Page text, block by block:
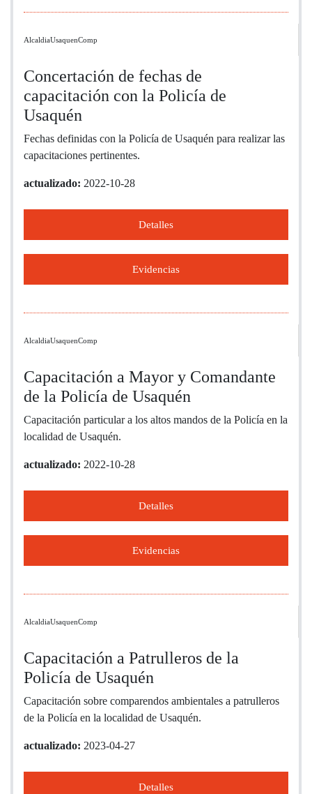
AlcaldiaUsaquenComp
Concertación de fechas de
capacitación con la Policía de
Usaquén
Fechas definidas con la Policía de Usaquén para realizar las
capacitaciones pertinentes.
actualizado: 2022-10-28
Detalles
Evidencias
AlcaldiaUsaquenComp
Capacitación a Mayor y Comandante
de la Policía de Usaquén
Capacitación particular a los altos mandos de la Policía en la
localidad de Usaquén.
actualizado: 2022-10-28
Detalles
Evidencias
AlcaldiaUsaquenComp
Capacitación a Patrulleros de la
Policía de Usaquén
Capacitación sobre comparendos ambientales a patrulleros
de la Policía en la localidad de Usaquén.
actualizado: 2023-04-27
Detalles